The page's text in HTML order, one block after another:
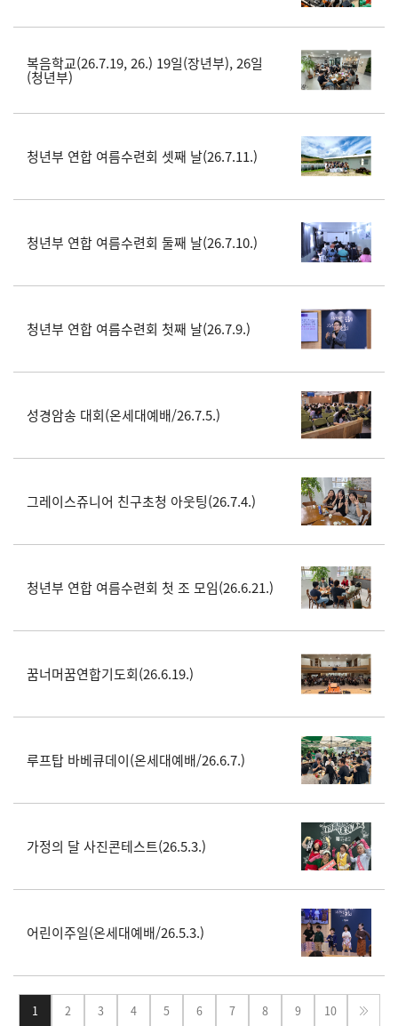
복음학교(26.7.19, 26.) 19일(장년부), 26일
(청년부)
청년부 연합 여름수련회 셋째 날(26.7.11.)
청년부 연합 여름수련회 둘째 날(26.7.10.)
청년부 연합 여름수련회 첫째 날(26.7.9.)
성경암송 대회(온세대예배/26.7.5.)
그레이스쥬니어 친구초청 아웃팅(26.7.4.)
청년부 연합 여름수련회 첫 조 모임(26.6.21.)
꿈너머꿈연합기도회(26.6.19.)
루프탑 바베큐데이(온세대예배/26.6.7.)
가정의 달 사진콘테스트(26.5.3.)
어린이주일(온세대예배/26.5.3.)
1 2 3 4 5 6 7 8 9 10